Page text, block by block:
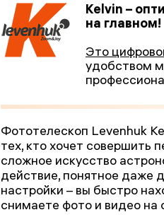
Kelvin –
на главном!
Это
удобством
Фототелескоп Levenhuk
тех, кто хочет совершить
сложное искусство
действие, понятное даже
настройки – вы быстро
снимаете фото и видео на